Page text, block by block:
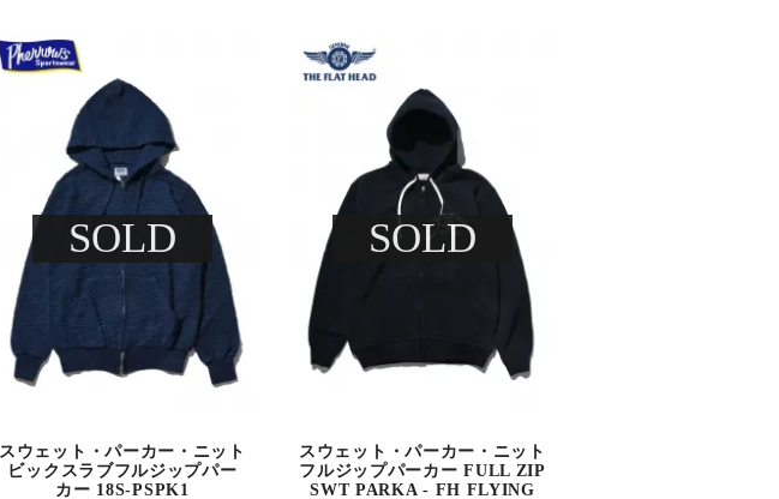
SOLD
スウェット・パーカー・ニット
ビックスラブフルジップパー
カー 18S-PSPK1
SOLD
スウェット・パーカー・ニット
フルジップパーカー FULL ZIP
SWT PARKA - FH FLYING